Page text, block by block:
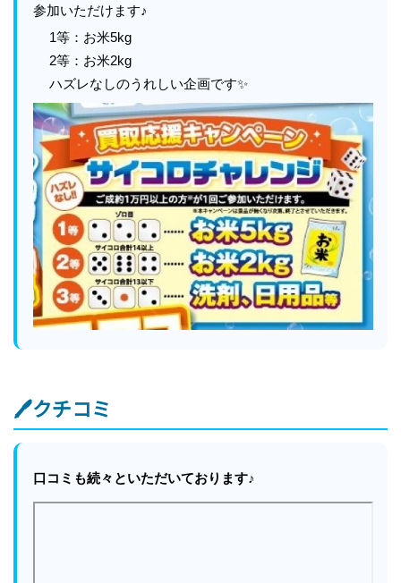
参加いただけます♪
1等：お米5kg
2等：お米2kg
ハズレなしのうれしい企画です✨
🖊クチコミ
口コミも続々といただいております♪